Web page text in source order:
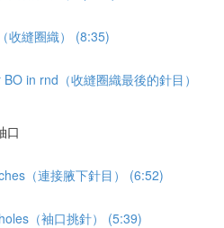
收縫圈織） (8:35)
in rnd（收縫圈織最後的針目）
口
（連接腋下針目） (6:52)
（袖口挑針） (5:39)